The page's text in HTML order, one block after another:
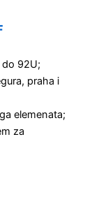
do 92U;
praha i
elemenata;
za